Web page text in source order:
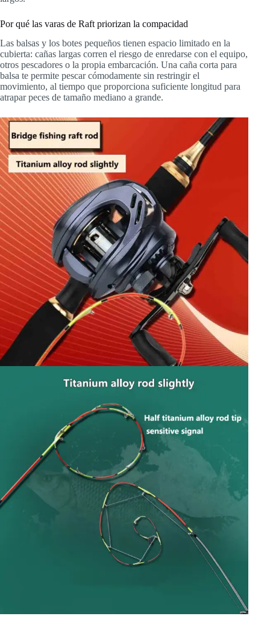
Por qué las varas de Raft priorizan la compacidad
Las balsas y los botes pequeños tienen espacio limitado en la
cubierta: cañas largas corren el riesgo de enredarse con el equipo,
otros pescadores o la propia embarcación. Una caña corta para
balsa te permite pescar cómodamente sin restringir el
movimiento, al tiempo que proporciona suficiente longitud para
atrapar peces de tamaño mediano a grande.